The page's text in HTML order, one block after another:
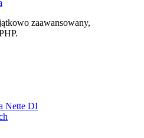
zaawansowany,
Nette DI